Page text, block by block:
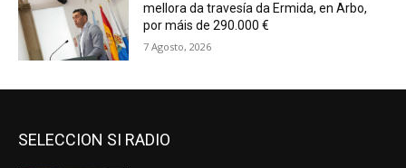
mellora da travesía da Ermida, en Arbo,
por máis de 290.000 €
7 Agosto, 2026
SELECCION SI RADIO